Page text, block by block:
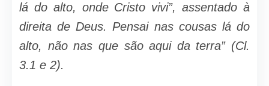
lá do alto, onde Cristo vivi”, assentado à
direita de Deus. Pensai nas cousas lá do
alto, não nas que são aqui da terra” (Cl.
3.1 e 2).